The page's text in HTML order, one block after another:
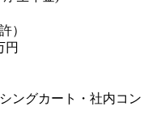
）
円
ングカート・社内コン